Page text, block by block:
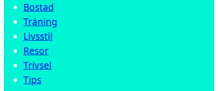
Bostad
Träning
Livsstil
Resor
Trivsel
Tips